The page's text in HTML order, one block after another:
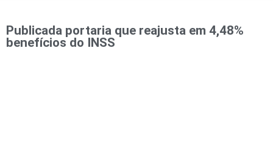
Publicada portaria que reajusta em 4,48%
benefícios do INSS